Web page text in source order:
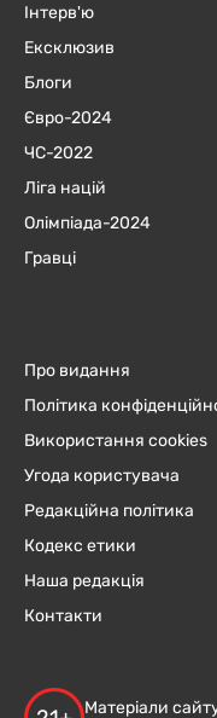
Інтерв'ю
Ексклюзив
Блоги
Євро-2024
ЧC-2022
Ліга націй
Олімпіада-2024
Гравці
Про видання
Політика
Використання cookies
Угода користувача
Редакційна політика
Кодекс етики
Наша редакція
Контакти
Матеріали